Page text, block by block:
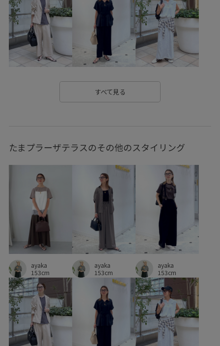
ちゃんとプラスかわいい保証 なめらか イージーパンツ
オフショルダー カシュクール カジュアル
キャミソール コットン コントラスト サイズ調整
サステナブル サンダル シアー シアー感 シャツ
スクエアネック
スッキリ ストレッチ糸
ドライタッチ ナイロン ナチュラル ニット
バランスが良い フリーサイズ フーディー
ブラウス プレーティング ボイル
リラックス感 ワイドパンツ ワンピース 上品
伸縮性 冷んやり 合わせやすい 安定感
幅広 快適 接触冷感 撚糸 清涼感
異素材ドッキング 秋冬 程よい肉感 綿素材
肌離れが良い 胸ポケット 艶感 華やか 薄手
見た目以上の収納 軽快 透け感 通気性 都会的
すべて見る
たまプラーザテラスのその他のスタイリング
ayaka
153cm
ayaka
153cm
ayaka
153cm